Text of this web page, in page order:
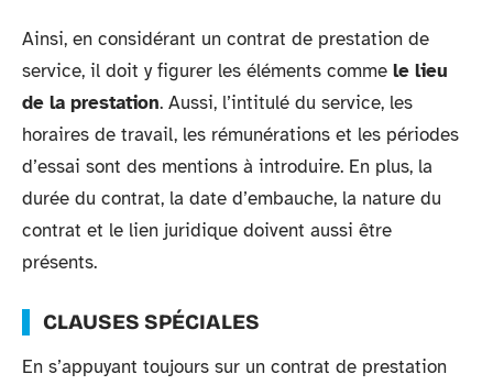
Ainsi, en considérant un contrat de prestation de
service, il doit y figurer les éléments comme le lieu
de la prestation. Aussi, l’intitulé du service, les
horaires de travail, les rémunérations et les périodes
d’essai sont des mentions à introduire. En plus, la
durée du contrat, la date d’embauche, la nature du
contrat et le lien juridique doivent aussi être
présents.
CLAUSES SPÉCIALES
En s’appuyant toujours sur un contrat de prestation